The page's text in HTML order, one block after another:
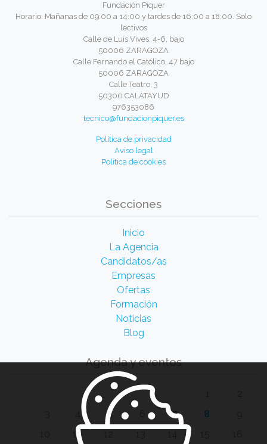
Fundación Piquer
Horario: Mañanas de 09:00 a 14:00 y tardes de 16:00 a 18:00. Solo
lectivos
Calle de Luis Vives, 4-6, bajo
50006 ZARAGOZA
Calle Fernando el Católico, 47 bajo
50006 ZARAGOZA
Calle Teatro, 3
50300 CALATAYUD
976353086
tecnico@fundacionpiquer.es
Política de privacidad
Aviso legal
Política de cookies
Secciones
Inicio
La Agencia
Candidatos/as
Empresas
Ofertas
Formación
Noticias
Blog
Agenda y eventos
5 7 8
11